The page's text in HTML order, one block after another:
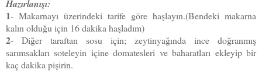
Hazırlanışı:
1- Makarnayı üzerindeki tarife göre haşlayın.(Bendeki makarna
kalın olduğu için 16 dakika haşladım)
2- Diğer taraftan sosu için; zeytinyağında ince doğranmış
sarımsakları soteleyin içine domatesleri ve baharatları ekleyip bir
kaç dakika pişirin.